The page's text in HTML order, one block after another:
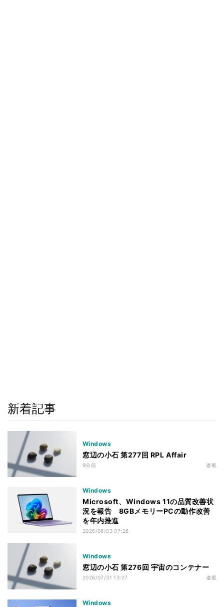
新着記事
Windows
窓辺の小石 第277回 RPL Affair
9分前 連載
Windows
Microsoft、Windows 11の品質改善状
況を報告 8GBメモリーPCの動作改善
を年内推進
2026/08/03 07:26
Windows
窓辺の小石 第276回 宇宙のコンテナー
2026/07/31 13:27 連載
Windows